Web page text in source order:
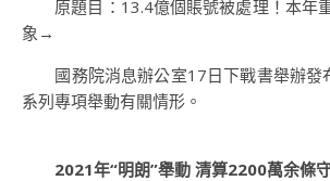
原題目：13.4億個賬號被處理！本年
象→
國務院消息辦公室17日下戰書舉辦發
系列專項舉動有關情形。
2021年“明朗”舉動 清算2200萬余條